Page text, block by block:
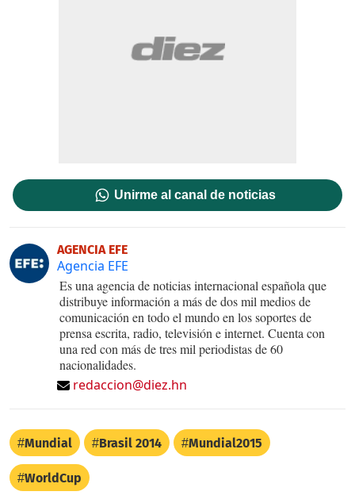
Unirme al canal de noticias
AGENCIA EFE
Agencia EFE
Es una agencia de noticias internacional española que
distribuye información a más de dos mil medios de
comunicación en todo el mundo en los soportes de
prensa escrita, radio, televisión e internet. Cuenta con
una red con más de tres mil periodistas de 60
nacionalidades.
redaccion@diez.hn
Mundial Brasil 2014 Mundial2015
WorldCup